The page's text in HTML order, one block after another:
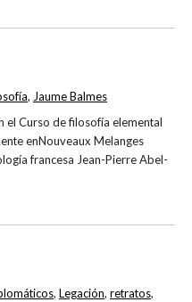
el Curso de filosofía elemental
enNouveaux Melanges
francesa Jean-Pierre Abel-
, Jaume Balmes
, Legación, retratos,